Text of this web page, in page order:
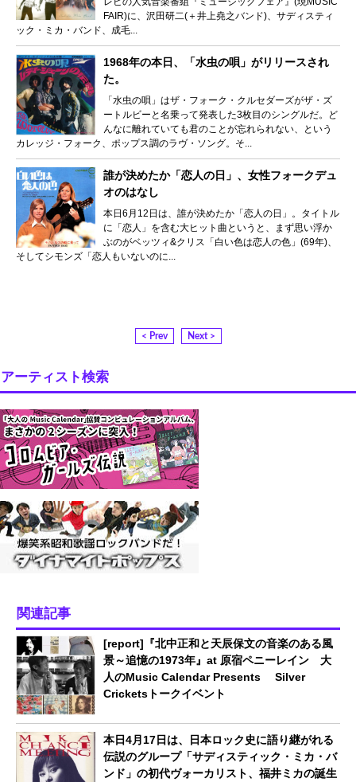
FAIR)に、沢田研二(＋井上堯之バンド)、サディスティ
ック・ミカ・バンド、成毛...
1968年の本日、「水虫の唄」がリリースされ
た。
「水虫の唄」はザ・フォーク・クルセダーズがザ・ズ
ートルビーと名乗って発表した3枚目のシングルだ。ど
んなに離れていても君のことが忘れられない、という
カレッジ・フォーク、ポップス調のラヴ・ソング。そ...
誰が決めたか「恋人の日」、女性フォークデュ
オのはなし
本日6月12日は、誰が決めたか「恋人の日」。タイトル
に「恋人」を含む大ヒット曲というと、まず思い浮か
ぶのがベッツィ&クリス「白い色は恋人の色」(69年)、
そしてシモンズ「恋人もいないのに...
< Prev Next >
アーティスト検索
関連記事
[report]『北中正和と天辰保文の音楽のある風
景～追憶の1973年』at 原宿ペニーレイン 大
人のMusic Calendar Presents Silver
Cricketsトークイベント
本日4月17日は、日本ロック史に語り継がれる
伝説のグループ「サディスティック・ミカ・バ
ンド」の初代ヴォーカリスト、福井ミカの誕生